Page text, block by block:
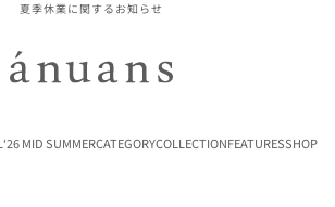
夏季休業に関するお知らせ
ánuans
‘26 MID SUMMERCATEGORYCOLLECTIONFEATURESSHOP